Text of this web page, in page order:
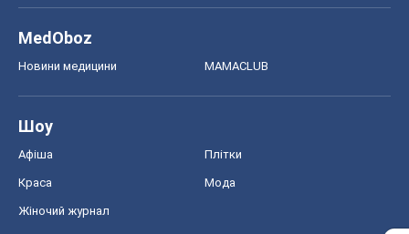
MedOboz
Новини медицини MAMACLUB
Шоу
Афіша Плітки
Краса Мода
Жіночий журнал